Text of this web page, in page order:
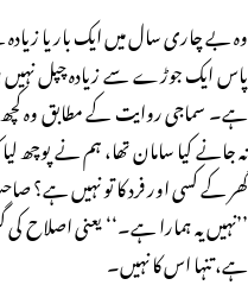
وہ بے چاری سال میں ایک بار یا
پاس ایک جوڑے سے زیادہ چپل نہیں
ہے۔ سماجی روایت کے مطابق وہ
نہ جانے کیا سامان تھا، ہم نے پوچھ لیا
گھر کے کسی اور فرد کا تو نہیں ہے؟
’’نہیں یہ ہمارا ہے۔‘‘ یعنی اصلاح
ہے، تنہا اس کا نہیں۔